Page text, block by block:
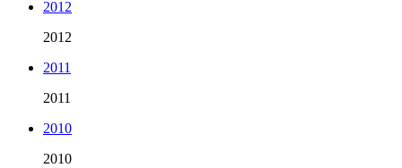
2012
2012
2011
2011
2010
2010